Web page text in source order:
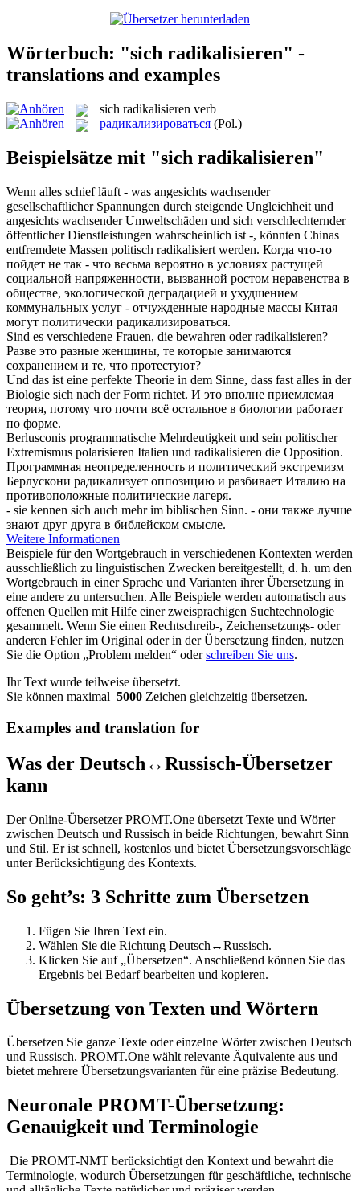
Wörterbuch: "sich radikalisieren" -
translations and examples
sich radikalisieren verb
радикализироваться (Pol.)
Beispielsätze mit "sich radikalisieren"
Wenn alles schief läuft - was angesichts wachsender
gesellschaftlicher Spannungen durch steigende Ungleichheit und
angesichts wachsender Umweltschäden und sich verschlechternder
öffentlicher Dienstleistungen wahrscheinlich ist -, könnten Chinas
entfremdete Massen politisch radikalisiert werden. Когда что-то
пойдет не так - что весьма вероятно в условиях растущей
социальной напряженности, вызванной ростом неравенства в
обществе, экологической деградацией и ухудшением
коммунальных услуг - отчужденные народные массы Китая
могут политически радикализироваться.
Sind es verschiedene Frauen, die bewahren oderradikalisieren?
Разве это разные женщины, те которые занимаются
сохранением и те, что протестуют?
Und das ist eine perfekte Theorie in dem Sinne, dass fast alles in der
Biologie sich nach der Form richtet. И это вполне приемлемая
теория, потому что почти всё остальное в биологии работает
по форме.
Berlusconis programmatische Mehrdeutigkeit und sein politischer
Extremismus polarisieren Italien und radikalisieren die Opposition.
Программная неопределенность и политический экстремизм
Берлускони радикализует оппозицию и разбивает Италию на
противоположные политические лагеря.
- sie kennen sich auch mehr im biblischen Sinn. - они также лучше
знают друг друга в библейском смысле.
Weitere Informationen
Beispiele für den Wortgebrauch in verschiedenen Kontexten werden
ausschließlich zu linguistischen Zwecken bereitgestellt, d. h. um den
Wortgebrauch in einer Sprache und Varianten ihrer Übersetzung in
eine andere zu untersuchen. Alle Beispiele werden automatisch aus
offenen Quellen mit Hilfe einer zweisprachigen Suchtechnologie
gesammelt. Wenn Sie einen Rechtschreib-, Zeichensetzungs- oder
anderen Fehler im Original oder in der Übersetzung finden, nutzen
Sie die Option „Problem melden“ oderschreiben Sie uns.
Ihr Text wurde teilweise übersetzt.
Sie können maximal 5000 Zeichen gleichzeitig übersetzen.
Examples and translation for
Was der Deutsch↔Russisch-Übersetzer
kann
Der Online-Übersetzer PROMT.One übersetzt Texte und Wörter
zwischen Deutsch und Russisch in beide Richtungen, bewahrt Sinn
und Stil. Er ist schnell, kostenlos und bietet Übersetzungsvorschläge
unter Berücksichtigung des Kontexts.
So geht’s: 3 Schritte zum Übersetzen
Fügen Sie Ihren Text ein.
Wählen Sie die Richtung Deutsch↔Russisch.
Klicken Sie auf „Übersetzen“. Anschließend können Sie das
Ergebnis bei Bedarf bearbeiten und kopieren.
Übersetzung von Texten und Wörtern
Übersetzen Sie ganze Texte oder einzelne Wörter zwischen Deutsch
und Russisch. PROMT.One wählt relevante Äquivalente aus und
bietet mehrere Übersetzungsvarianten für eine präzise Bedeutung.
Neuronale PROMT-Übersetzung:
Genauigkeit und Terminologie
Die PROMT-NMT berücksichtigt den Kontext und bewahrt die
Terminologie, wodurch Übersetzungen für geschäftliche, technische